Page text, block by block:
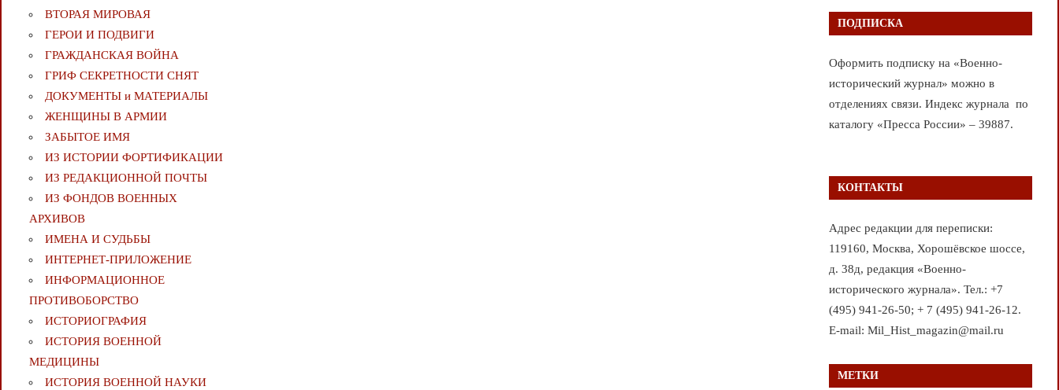
ВТОРАЯ МИРОВАЯ
ГЕРОИ И ПОДВИГИ
ГРАЖДАНСКАЯ ВОЙНА
ГРИФ СЕКРЕТНОСТИ СНЯТ
ДОКУМЕНТЫ и МАТЕРИАЛЫ
ЖЕНЩИНЫ В АРМИИ
ЗАБЫТОЕ ИМЯ
ИЗ ИСТОРИИ ФОРТИФИКАЦИИ
ИЗ РЕДАКЦИОННОЙ ПОЧТЫ
ИЗ ФОНДОВ ВОЕННЫХ
АРХИВОВ
ИМЕНА И СУДЬБЫ
ИНТЕРНЕТ-ПРИЛОЖЕНИЕ
ИНФОРМАЦИОННОЕ
ПРОТИВОБОРСТВО
ИСТОРИОГРАФИЯ
ИСТОРИЯ ВОЕННОЙ
МЕДИЦИНЫ
ИСТОРИЯ ВОЕННОЙ НАУКИ
ПОДПИСКА
Оформить подписку на «Военно-
исторический журнал» можно в
отделениях связи. Индекс журнала по
каталогу «Пресса России» – 39887.
КОНТАКТЫ
Адрес редакции для переписки:
119160, Москва, Хорошёвское шоссе,
д. 38д, редакция «Военно-
исторического журнала». Тел.: +7
(495) 941-26-50; + 7 (495) 941-26-12.
E-mail: Mil_Hist_magazin@mail.ru
МЕТКИ